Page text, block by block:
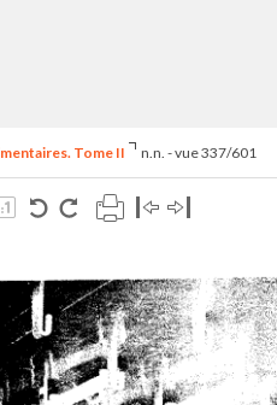
Tome II n.n. - vue 337/601